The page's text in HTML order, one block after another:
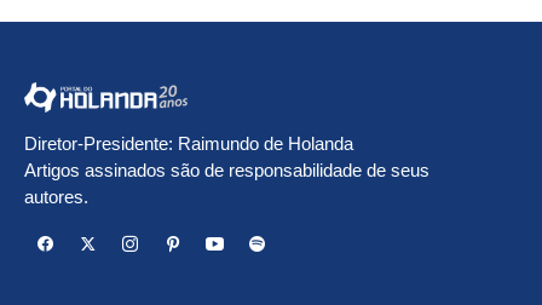
Diretor-Presidente: Raimundo de Holanda
Artigos assinados são de responsabilidade de seus
autores.